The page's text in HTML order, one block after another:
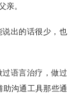
。
出的话很少，也
语言治疗，做过
沟通工具那些通